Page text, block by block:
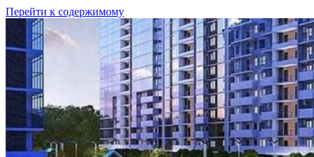
Перейти к содержимому